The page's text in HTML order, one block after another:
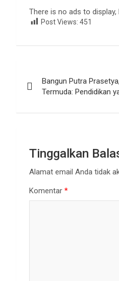
There is no ads to
Post Views: 451
pos
Bangun Putra
Termuda: Pendidikan
Tinggalkan
Alamat email Anda tidak
Komentar *